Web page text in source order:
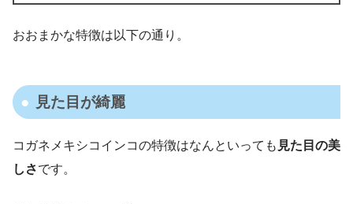
おおまかな特徴は以下の通り。
見た目が綺麗
コガネメキシコインコの特徴はなんといっても 見た目の美
しさです。